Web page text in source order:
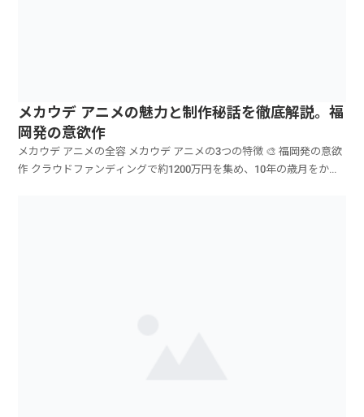
メカウデ アニメの魅力と制作秘話を徹底解説。福
岡発の意欲作
メカウデ アニメの全容 メカウデ アニメの3つの特徴 🎨 福岡発の意欲
作 クラウドファンディングで約1200万円を集め、10年の歳月をかけ